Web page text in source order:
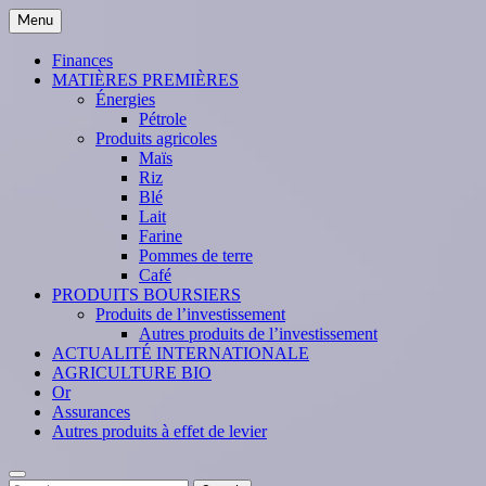
Skip
to
content
Menu
Finances
MATIÈRES PREMIÈRES
Énergies
Pétrole
Produits agricoles
Maïs
Riz
Blé
Lait
Farine
Pommes de terre
Café
PRODUITS BOURSIERS
Produits de l’investissement
Autres produits de l’investissement
ACTUALITÉ INTERNATIONALE
AGRICULTURE BIO
Or
Assurances
Autres produits à effet de levier
Search